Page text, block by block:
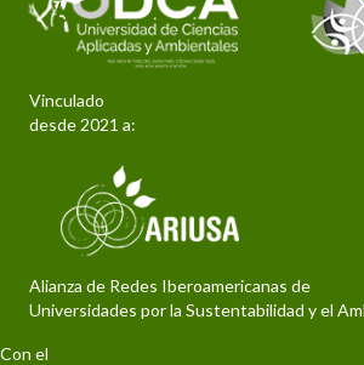
Vinculado
desde 2021 a:
Alianza de Redes Iberoamericanas de
Universidades por la Sustentabilidad y el
Con el